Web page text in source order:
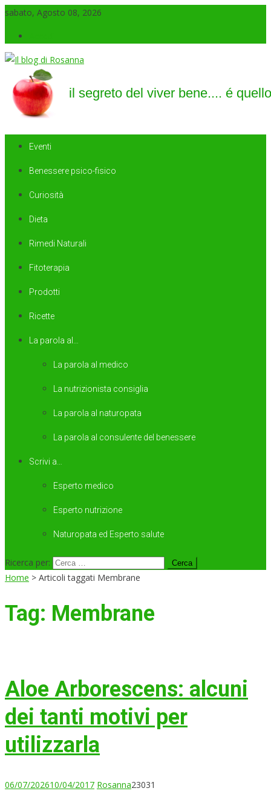
sabato, Agosto 08, 2026
Il blog di Rosanna
il segreto del viver bene…. é quello di saper sorridere sempre
Eventi
Benessere psico-fisico
Curiosità
Dieta
Rimedi Naturali
Fitoterapia
Prodotti
Ricette
La parola al…
La parola al medico
La nutrizionista consiglia
La parola al naturopata
La parola al consulente del benessere
Scrivi a…
Esperto medico
Esperto nutrizione
Naturopata ed Esperto salute
Ricerca per:
Home > Articoli taggati Membrane
Tag: Membrane
Aloe Arborescens: alcuni
dei tanti motivi per
utilizzarla
06/07/202610/04/2017 Rosanna23031